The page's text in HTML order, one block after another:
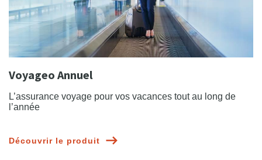
Voyageo Annuel
L’assurance voyage pour vos vacances tout au long de
l’année
Découvrir le produit